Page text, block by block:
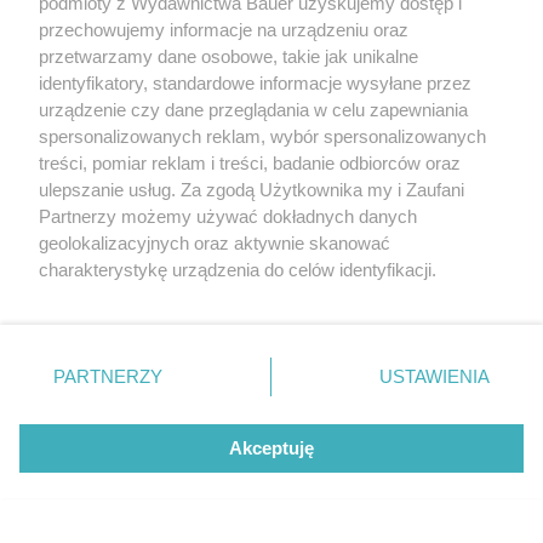
Podobnie jak w innych silnikach z bezpośrednim wtryskiem
warto pamiętać o konieczności częstego wymieniania oleju.
Po zakupie używanego auta z wysokim przebiegiem warto zlecić
inspekcję dolotu – nagar może odbierać moc. Sam zakup Toyoty
1.2 Turbo warto też dobrze przemyśleć. Hybryda będzie lepiej
trzymała cenę i szybciej znajdzie nabywcę.
1.2/1.4 TSI EA111 (VAG)
przechowujemy informacje na urządzeniu oraz
przetwarzamy dane osobowe, takie jak unikalne
identyfikatory, standardowe informacje wysyłane przez
urządzenie czy dane przeglądania w celu zapewniania
spersonalizowanych reklam, wybór spersonalizowanych
treści, pomiar reklam i treści, badanie odbiorców oraz
ulepszanie usług. Za zgodą Użytkownika my i Zaufani
Partnerzy możemy używać dokładnych danych
geolokalizacyjnych oraz aktywnie skanować
charakterystykę urządzenia do celów identyfikacji.
zmienić/wycofać klikając przycisk ustawień prywatności
znajdujący się w lewym dolnym rogu strony
rodzaje przetwarzania danych nie wymagają zgody
użytkownika, ale masz prawo sprzeciwić się takiemu
PARTNERZY USTAWIENIA
Akceptuję